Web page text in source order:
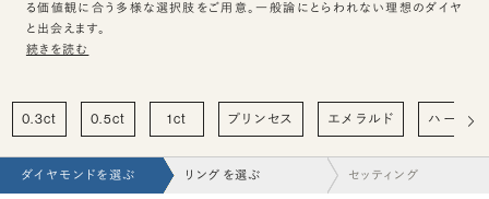
る価値観に合う多様な選択肢をご用意。一般論にとらわれない理想のダイヤ
と出会えます。
続きを読む
0.3ct 0.5ct 1ct プリンセス エメラルド ハート
ダイヤモンドを選ぶ リングを選ぶ セッティング